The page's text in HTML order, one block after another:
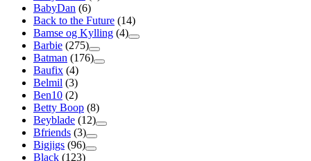
BabyDan (6)
Back to the Future (14)
Bamse og Kylling (4)
Barbie (275)
Batman (176)
Baufix (4)
Belmil (3)
Ben10 (2)
Betty Boop (8)
Beyblade (12)
Bfriends (3)
Bigjigs (96)
Black (123)